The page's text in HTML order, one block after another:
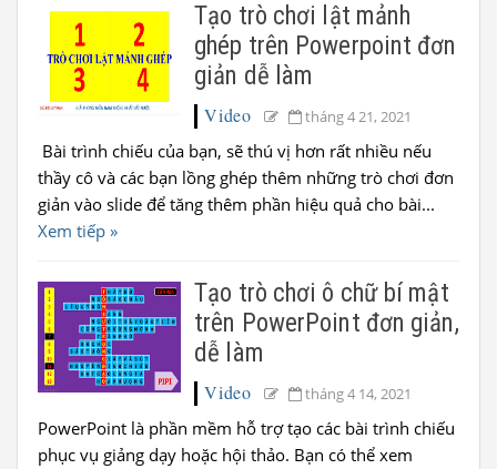
Tạo trò chơi lật mảnh
ghép trên Powerpoint đơn
giản dễ làm
Video tháng 4 21, 2021
Bài trình chiếu của bạn, sẽ thú vị hơn rất nhiều nếu
thầy cô và các bạn lồng ghép thêm những trò chơi đơn
giản vào slide để tăng thêm phần hiệu quả cho bài...
Xem tiếp »
Tạo trò chơi ô chữ bí mật
trên PowerPoint đơn giản,
dễ làm
Video tháng 4 14, 2021
PowerPoint là phần mềm hỗ trợ tạo các bài trình chiếu
phục vụ giảng dạy hoặc hội thảo. Bạn có thể xem